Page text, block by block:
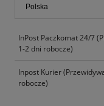
InPost Paczkomat 24/7
1-2 dni robocze)
Inpost Kurier
robocze)